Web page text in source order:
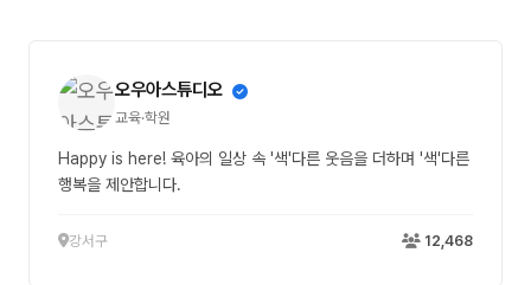
오우아스튜디오
교육·학원
Happy is here! 육아의 일상 속 '색'다른 웃음을 더하며 '색'다른
행복을 제안합니다.
강서구 12,468